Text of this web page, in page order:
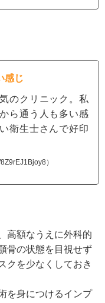
感じ
のクリニック。私
ら通う人も多い感
衛生士さんで好印
）
高額なうえに外科的
骨の状態を目視せず
クを少なくしておき
を身につけるインプ